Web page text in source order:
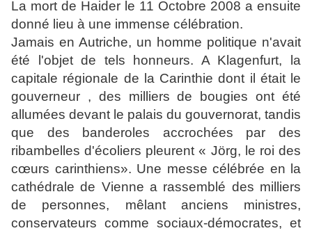
La mort de Haider le 11 Octobre 2008 a ensuite
donné lieu à une immense célébration.
Jamais en Autriche, un homme politique n'avait
été l'objet de tels honneurs. A Klagenfurt, la
capitale régionale de la Carinthie dont il était le
gouverneur , des milliers de bougies ont été
allumées devant le palais du gouvernorat, tandis
que des banderoles accrochées par des
ribambelles d'écoliers pleurent « Jörg, le roi des
cœurs carinthiens». Une messe célébrée en la
cathédrale de Vienne a rassemblé des milliers
de personnes, mêlant anciens ministres,
conservateurs comme sociaux-démocrates, et